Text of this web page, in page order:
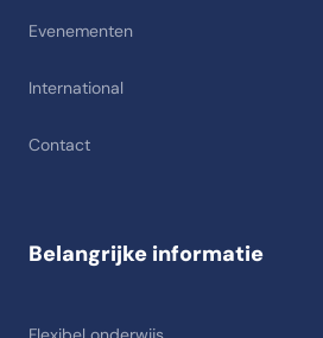
Evenementen
International
Contact
Belangrijke informatie